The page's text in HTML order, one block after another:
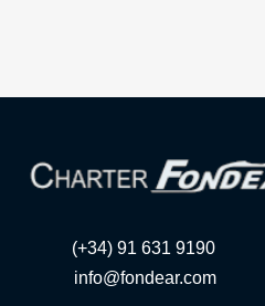
(+34) 91 631 9190
info@fondear.com